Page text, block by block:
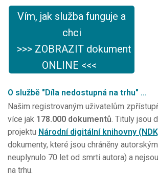
Vím, jak služba funguje a
chci
>>> ZOBRAZIT dokument
ONLINE <<<
O službě "Díla nedostupná na trhu" ...
Našim registrovaným uživatelům
více jak 178.000 dokumentů. Tituly jsou
projektu Národní digitální knihovny
dokumenty, které jsou chráněny
neuplynulo 70 let od smrti autora) a
na trhu.